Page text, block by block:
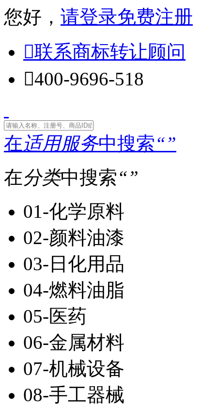
您好， 请登录免费注册
联系商标转让顾问
400-9696-518
在适用服务中搜索“”
在分类中搜索“”
01-化学原料
02-颜料油漆
03-日化用品
04-燃料油脂
05-医药
06-金属材料
07-机械设备
08-手工器械